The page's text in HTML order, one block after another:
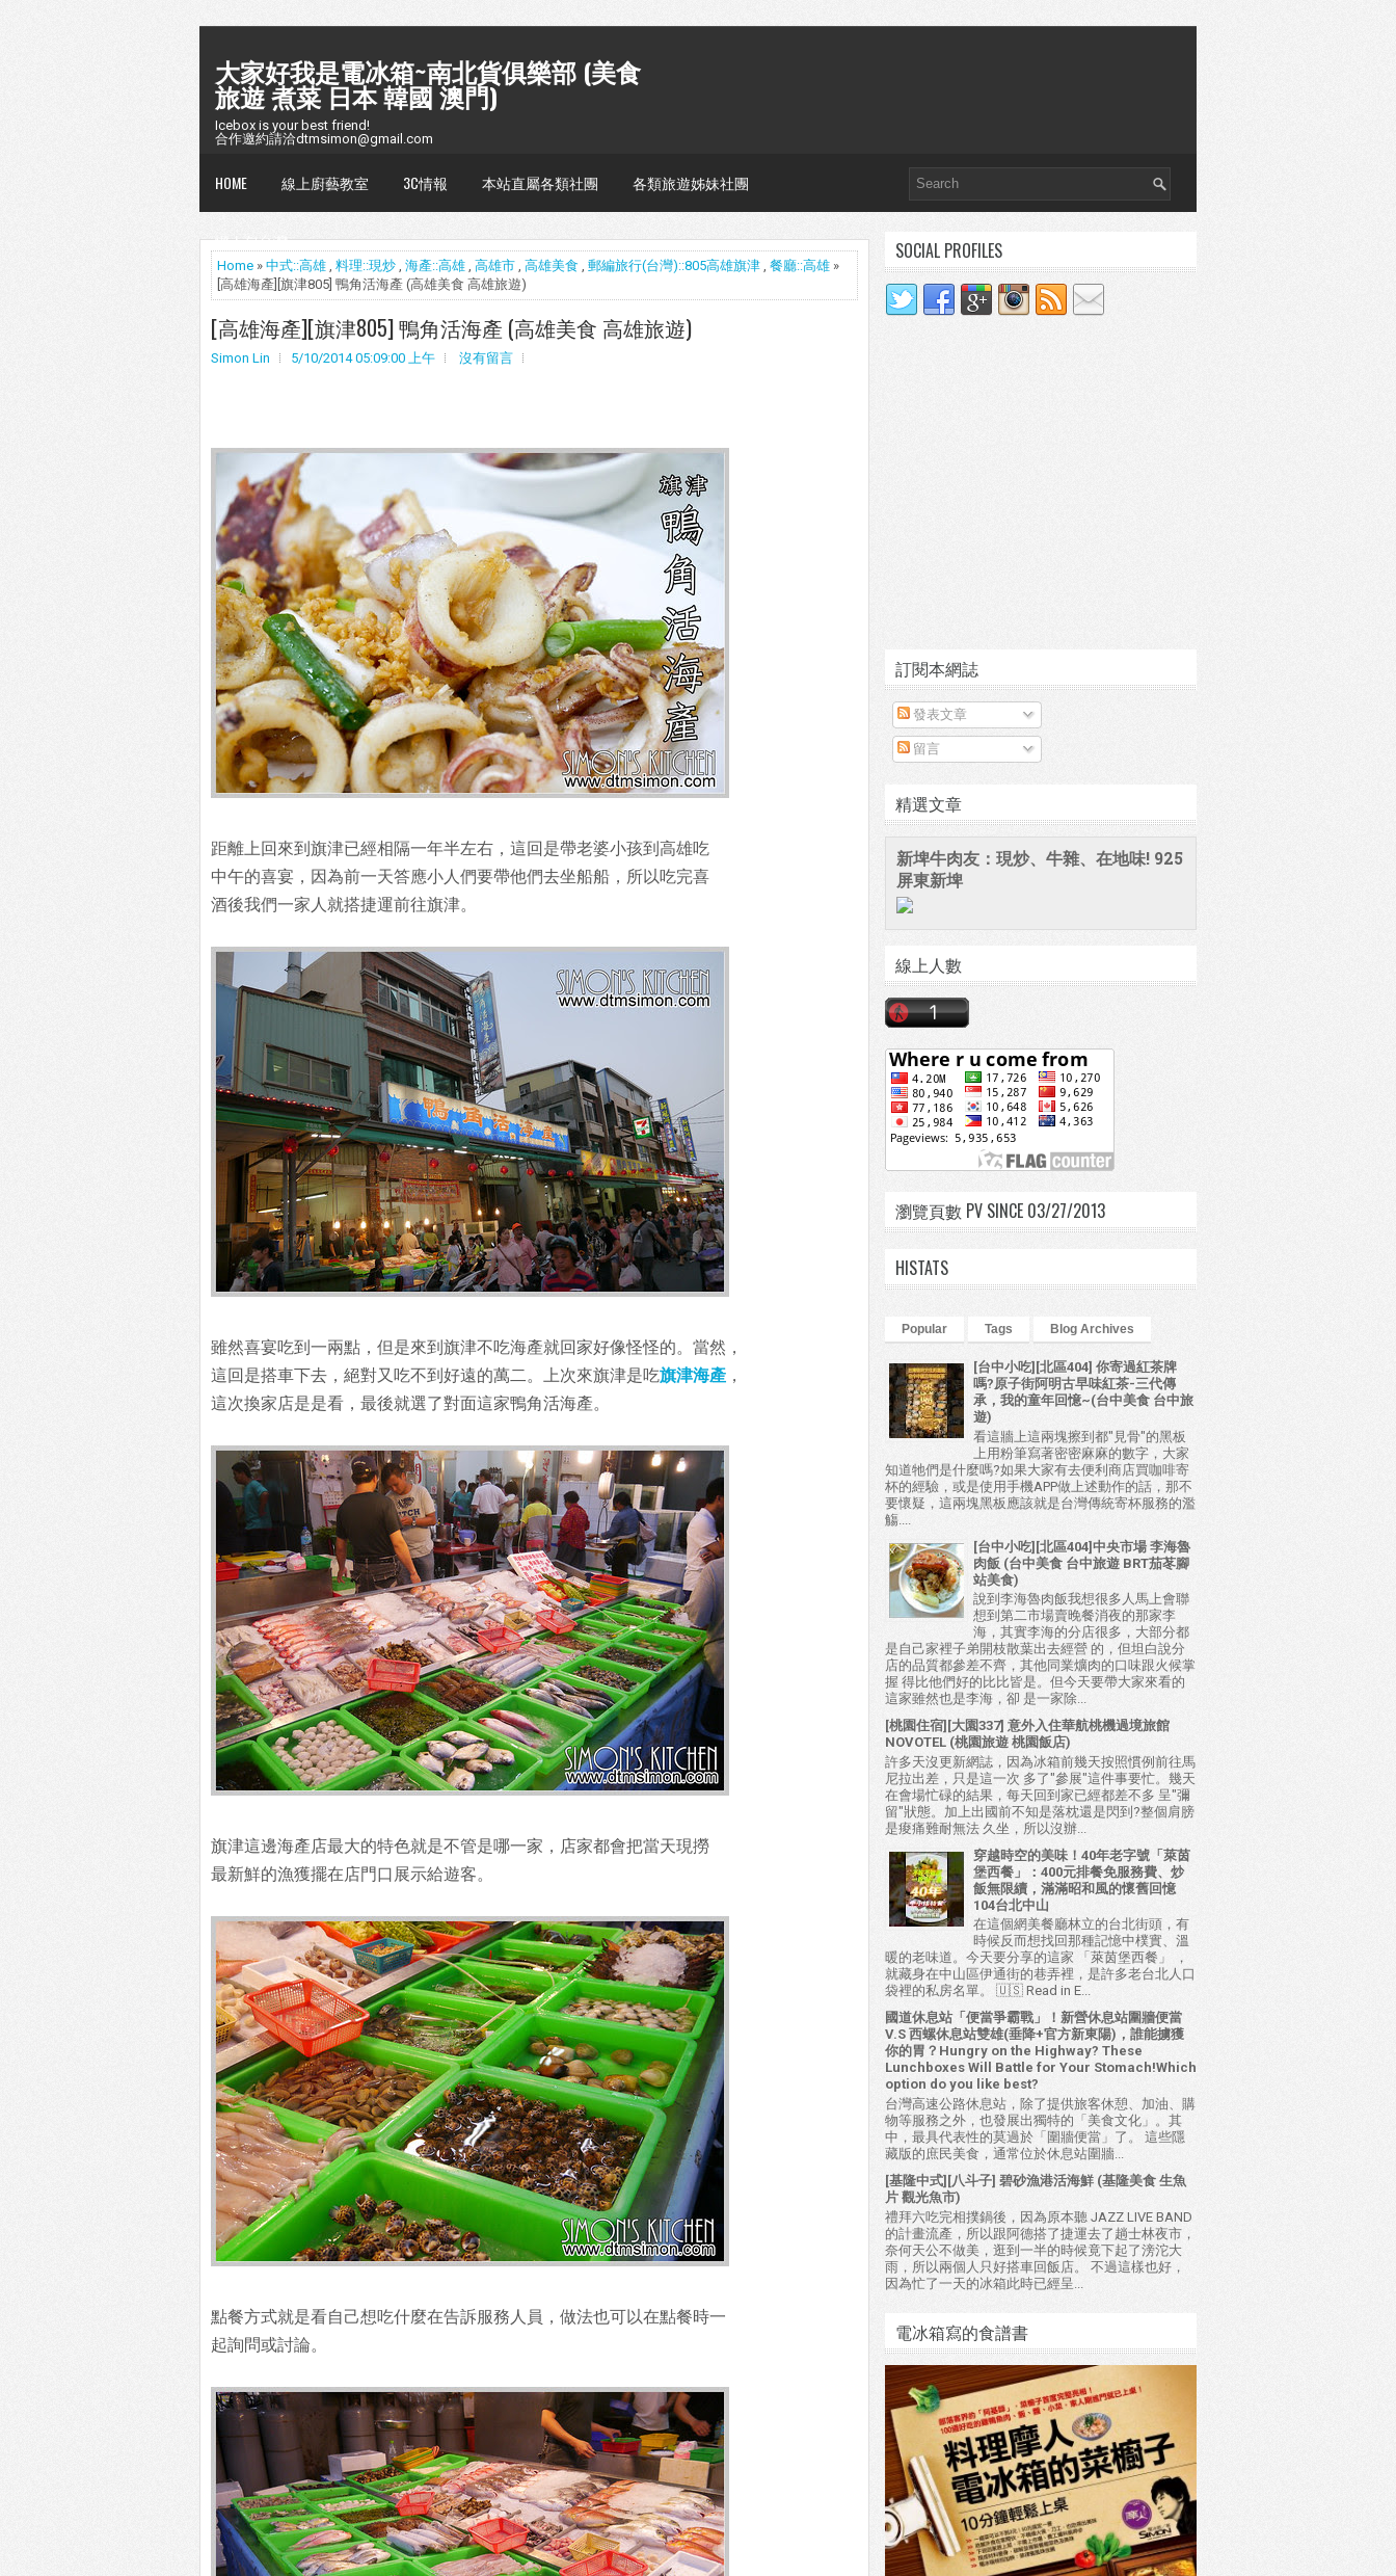
大家好我是電冰箱~南北貨俱樂部 (美食
旅遊 煮菜 日本 韓國 澳門)
Icebox is your best friend!
合作邀約請洽dtmsimon@gmail.com
HOME 線上廚藝教室 3C情報 本站直屬各類社團 各類旅遊姊妹社團
懶人包台灣
Home » 中式::高雄 , 料理::現炒 , 海產::高雄 , 高雄市 , 高雄美食 , 郵編旅行(台灣)::805高雄旗津 , 餐廳::高雄 »
[高雄海產][旗津805] 鴨角活海產 (高雄美食 高雄旅遊)
[高雄海產][旗津805] 鴨角活海產 (高雄美食 高雄旅遊)
Simon Lin 5/10/2014 05:09:00 上午 沒有留言
距離上回來到旗津已經相隔一年半左右，這回是帶老婆小孩到高雄吃
中午的喜宴，因為前一天答應小人們要帶他們去坐船船，所以吃完喜
酒後我們一家人就搭捷運前往旗津。
雖然喜宴吃到一兩點，但是來到旗津不吃海產就回家好像怪怪的。當然，
這回是搭車下去，絕對又吃不到好遠的萬二。上次來旗津是吃旗津海產 ，
這次換家店是是看，最後就選了對面這家鴨角活海產。
旗津這邊海產店最大的特色就是不管是哪一家，店家都會把當天現撈
最新鮮的漁獲擺在店門口展示給遊客。
點餐方式就是看自己想吃什麼在告訴服務人員，做法也可以在點餐時一
起詢問或討論。
SOCIAL PROFILES
訂閱本網誌
發表文章
留言
精選文章
新埤牛肉友：現炒、牛雜、在地味! 925
屏東新埤
線上人數
瀏覽頁數 PV SINCE 03/27/2013
HISTATS
Popular Tags Blog Archives
[台中小吃][北區404] 你寄過紅茶牌
嗎?原子街阿明古早味紅茶-三代傳
承，我的童年回憶~(台中美食 台中旅
遊)
看這牆上這兩塊擦到都"見骨"的黑板
上用粉筆寫著密密麻麻的數字，大家
知道牠們是什麼嗎?如果大家有去便利商店買咖啡寄
杯的經驗，或是使用手機APP做上述動作的話，那不
要懷疑，這兩塊黑板應該就是台灣傳統寄杯服務的濫
觴....
[台中小吃][北區404]中央市場 李海魯
肉飯 (台中美食 台中旅遊 BRT茄苳腳
站美食)
說到李海魯肉飯我想很多人馬上會聯
想到第二市場賣晚餐消夜的那家李
海，其實李海的分店很多，大部分都
是自己家裡子弟開枝散葉出去經營 的，但坦白說分
店的品質都參差不齊，其他同業爌肉的口味跟火候掌
握 得比他們好的比比皆是。但今天要帶大家來看的
這家雖然也是李海，卻 是一家除...
[桃園住宿][大園337] 意外入住華航桃機過境旅館
NOVOTEL (桃園旅遊 桃園飯店)
許多天沒更新網誌，因為冰箱前幾天按照慣例前往馬
尼拉出差，只是這一次 多了"參展"這件事要忙。幾天
在會場忙碌的結果，每天回到家已經都差不多 呈"彌
留"狀態。加上出國前不知是落枕還是閃到?整個肩膀
是痠痛難耐無法 久坐，所以沒辦...
穿越時空的美味！40年老字號「萊茵
堡西餐」：400元排餐免服務費、炒
飯無限續，滿滿昭和風的懷舊回憶
104台北中山
在這個網美餐廳林立的台北街頭，有
時候反而想找回那種記憶中樸實、溫
暖的老味道。今天要分享的這家 「萊茵堡西餐」 ，
就藏身在中山區伊通街的巷弄裡，是許多老台北人口
袋裡的私房名單。 🇺🇸 Read in E...
國道休息站「便當爭霸戰」！新營休息站圍牆便當
V.S 西螺休息站雙雄(垂降+官方新東陽)，誰能擄獲
你的胃？Hungry on the Highway? These
Lunchboxes Will Battle for Your Stomach!Which
option do you like best?
台灣高速公路休息站，除了提供旅客休憩、加油、購
物等服務之外，也發展出獨特的「美食文化」。其
中，最具代表性的莫過於「圍牆便當」了。 這些隱
藏版的庶民美食，通常位於休息站圍牆...
[基隆中式][八斗子] 碧砂漁港活海鮮 (基隆美食 生魚
片 觀光魚市)
禮拜六吃完相撲鍋後，因為原本聽 JAZZ LIVE BAND
的計畫流產，所以跟阿德搭了捷運去了趟士林夜市，
奈何天公不做美，逛到一半的時候竟下起了滂沱大
雨，所以兩個人只好搭車回飯店。 不過這樣也好，
因為忙了一天的冰箱此時已經呈...
電冰箱寫的食譜書